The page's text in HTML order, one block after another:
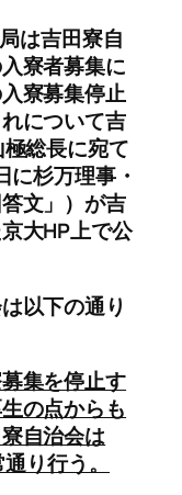
は吉田寮自
寮者募集に
寮募集停止
について吉
総長に宛て
に杉万理事・
文」）が吉
大HP上で公
以下の通り
集を停止す
の点からも
自治会は
り行う。